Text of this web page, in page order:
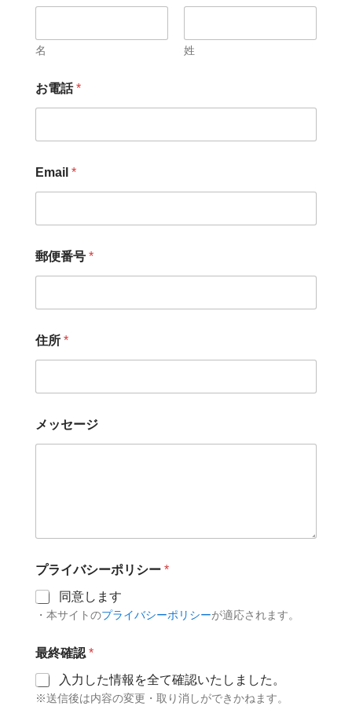
名 姓
電
話
m
i
E
a
l
お電話*
Email *
郵便番号 *
住所 *
メッセージ
プライバシーポリシー *
同意します
・本サイトのプライバシーポリシーが適応されます。
最終確認 *
入力した情報を全て確認いたしました。
※送信後は内容の変更・取り消しができかねます。